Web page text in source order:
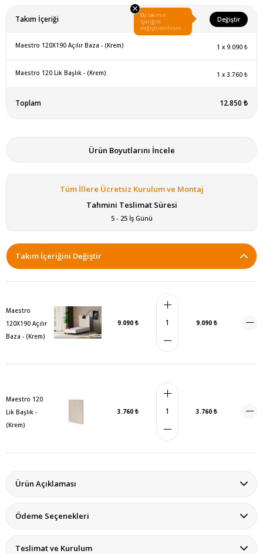
Takım İçeriği Değiştir
× Bu takımın
içeriğini
değiştirebilirsin.
Maestro 120X190 Açılır Baza - (Krem) 1 x 9.090 ₺
Maestro 120 Lik Başlık - (Krem) 1 x 3.760 ₺
Toplam 12.850 ₺
Ürün Boyutlarını İncele
Tüm İllere Ücretsiz Kurulum ve Montaj
Tahmini Teslimat Süresi
5 - 25 İş Günü
Takım İçeriğini Değiştir
Maestro
120X190 Açılır
Baza - (Krem)
9.090 ₺ 9.090 ₺
Maestro 120
Lik Başlık -
(Krem)
3.760 ₺ 3.760 ₺
Ürün Açıklaması
Ödeme Seçenekleri
Teslimat ve Kurulum